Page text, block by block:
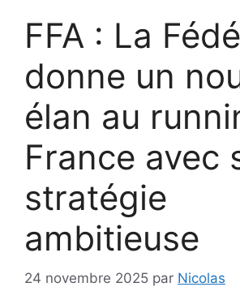
FFA : La
donne un
élan au
France avec
stratégie
ambitieuse
24 novembre 2025 par Nicolas